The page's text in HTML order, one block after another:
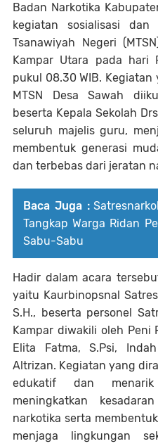
Badan Narkotika
kegiatan sosialisasi
Tsanawiyah Negeri
Kampar Utara pada hari
pukul 08.30 WIB.
MTSN Desa Sawah
beserta Kepala Sekolah
seluruh majelis guru,
membentuk generasi
dan terbebas dari jeratan
Baca Juga :
Tangkap Warga Ridan
Sabu-Sabu
Hadir dalam acara
yaitu Kaurbinopsnal
S.H., beserta personel
Kampar diwakili oleh Peni
Elita Fatma, S.Psi,
Altrizan. Kegiatan yang
edukatif dan
meningkatkan
narkotika serta
menjaga lingkungan